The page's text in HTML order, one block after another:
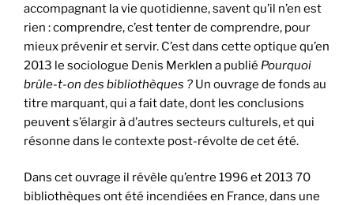
accompagnant la vie quotidienne, savent qu’il n’en est
rien : comprendre, c’est tenter de comprendre, pour
mieux prévenir et servir. C’est dans cette optique qu’en
2013 le sociologue Denis Merklen a publié Pourquoi
brûle-t-on des bibliothèques ? Un ouvrage de fonds au
titre marquant, qui a fait date, dont les conclusions
peuvent s’élargir à d’autres secteurs culturels, et qui
résonne dans le contexte post-révolte de cet été.
Dans cet ouvrage il révèle qu’entre 1996 et 2013 70
bibliothèques ont été incendiées en France, dans une